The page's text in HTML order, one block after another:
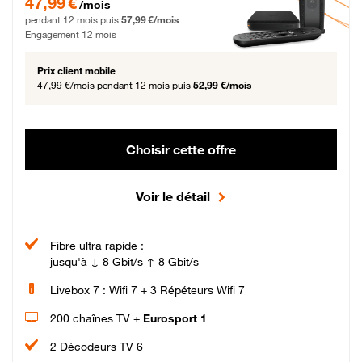
/mois
pendant 12 mois puis 57,99 €/mois
Engagement 12 mois
Prix client mobile
47,99 €/mois pendant 12 mois puis 52,99 €/mois
Choisir cette offre
Voir le détail
Fibre ultra rapide :
jusqu'à ↓ 8 Gbit/s ↑ 8 Gbit/s
Livebox 7 : Wifi 7 + 3 Répéteurs Wifi 7
200 chaînes TV + Eurosport 1
2 Décodeurs TV 6